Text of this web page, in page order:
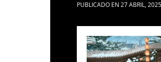
PUBLICADO EN 27 ABRIL, 2025